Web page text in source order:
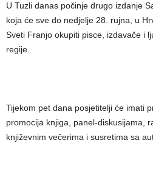
U Tuzli danas počinje drugo izdanje
koja će sve do nedjelje 28. rujna, u
Sveti Franjo okupiti pisce, izdavače i
regije.
Tijekom pet dana posjetitelji će imati
promocija knjiga, panel-diskusijama,
književnim večerima i susretima sa